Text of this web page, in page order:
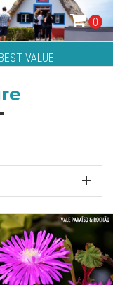
VALUE
0